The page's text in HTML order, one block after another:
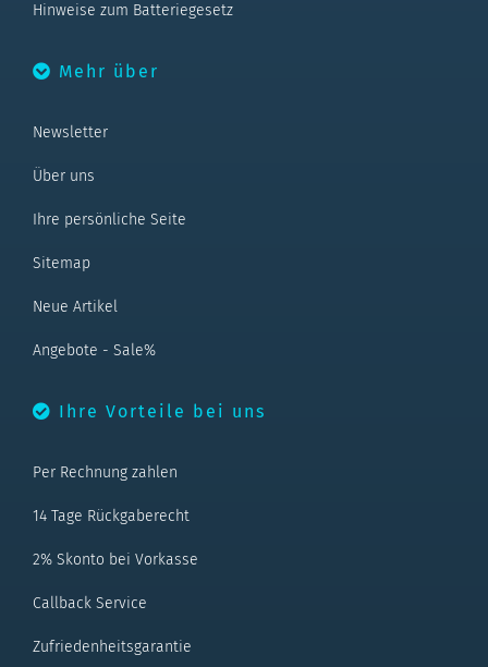
Hinweise zum Batteriegesetz
Mehr über
Newsletter
Über uns
Ihre persönliche Seite
Sitemap
Neue Artikel
Angebote - Sale%
Ihre Vorteile bei uns
Per Rechnung zahlen
14 Tage Rückgaberecht
2% Skonto bei Vorkasse
Callback Service
Zufriedenheitsgarantie